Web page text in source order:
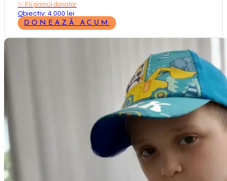
✨ Fii primul donator
Obiectiv: 4.000 lei
DONEAZĂ ACUM